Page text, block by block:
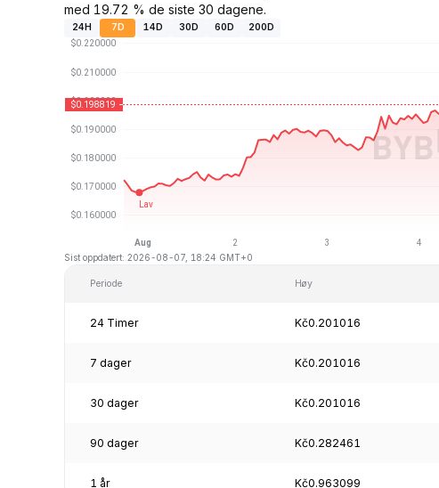
med 19.72 % de siste 30 dagene.
24H 7D 14D 30D 60D 200D
Sist oppdatert: 2026-08-07, 18:24 GMT+0
Periode Høy
24 Timer Kč0.201016
7 dager Kč0.201016
30 dager Kč0.201016
90 dager Kč0.282461
1 år Kč0.963099